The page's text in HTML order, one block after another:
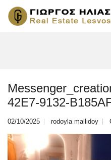
42E7-9132-
02/10/2025 rodoyla mallidoy